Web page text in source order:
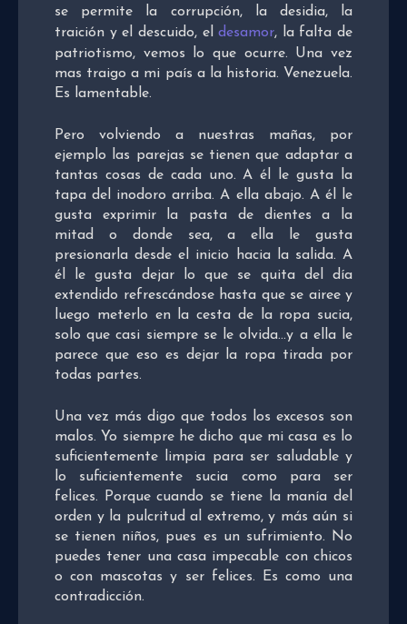
se permite la corrupción, la desidia, la
traición y el descuido, eldesamor, la falta de
patriotismo, vemos lo que ocurre. Una vez
mas traigo a mi país a la historia. Venezuela.
Es lamentable.
Pero volviendo a nuestras mañas, por
ejemplo las parejas se tienen que adaptar a
tantas cosas de cada uno. A él le gusta la
tapa del inodoro arriba. A ella abajo. A él le
gusta exprimir la pasta de dientes a la
mitad o donde sea, a ella le gusta
presionarla desde el inicio hacia la salida. A
él le gusta dejar lo que se quita del día
extendido refrescándose hasta que se airee y
luego meterlo en la cesta de la ropa sucia,
solo que casi siempre se le olvida…y a ella le
parece que eso es dejar la ropa tirada por
todas partes.
Una vez más digo que todos los excesos son
malos. Yo siempre he dicho que mi casa es lo
suficientemente limpia para ser saludable y
lo suficientemente sucia como para ser
felices. Porque cuando se tiene la manía del
orden y la pulcritud al extremo, y más aún si
se tienen niños, pues es un sufrimiento. No
puedes tener una casa impecable con chicos
o con mascotas y ser felices. Es como una
contradicción.